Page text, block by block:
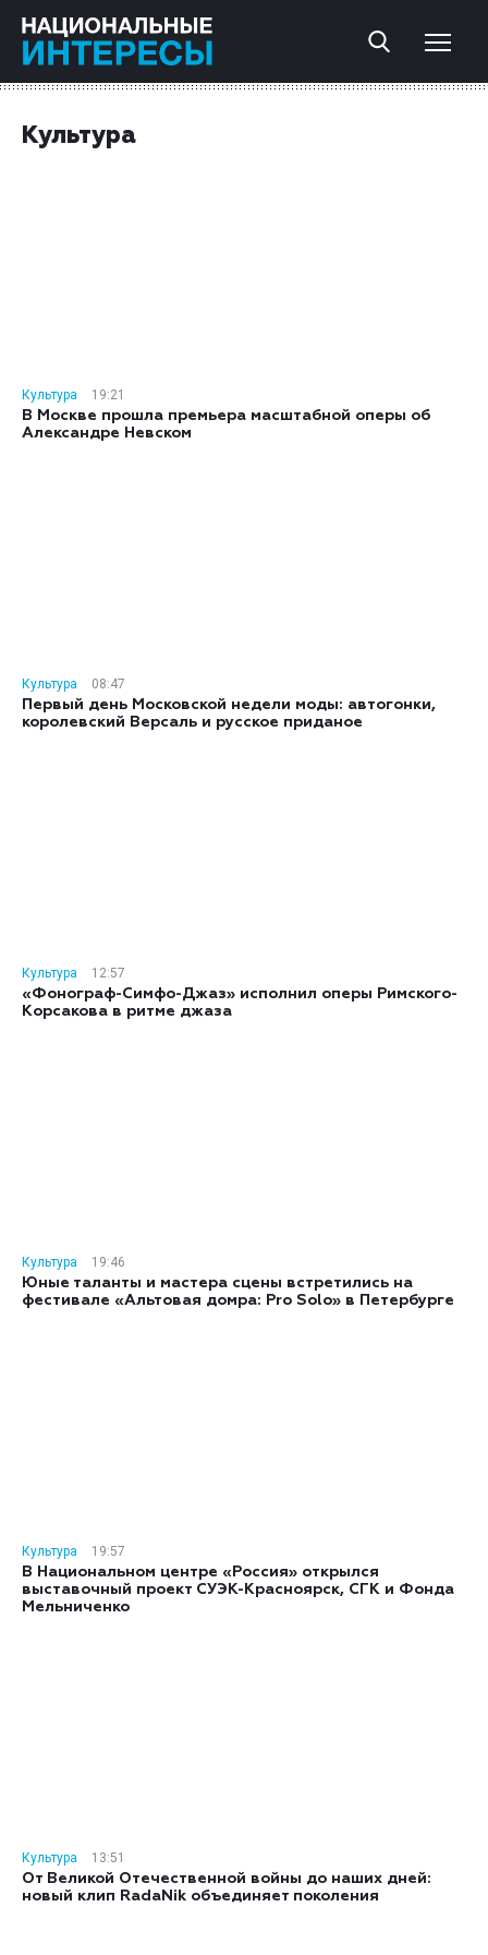
Культура
Культура
19:21
В Москве прошла премьера масштабной оперы об
Александре Невском
Культура
08:47
Первый день Московской недели моды: автогонки,
королевский Версаль и русское приданое
Культура
12:57
«Фонограф-Симфо-Джаз» исполнил оперы Римского-
Корсакова в ритме джаза
Культура
19:46
Юные таланты и мастера сцены встретились на
фестивале «Альтовая домра: Pro Solo» в Петербурге
Культура
19:57
В Национальном центре «Россия» открылся
выставочный проект СУЭК-Красноярск, СГК и Фонда
Мельниченко
Культура
13:51
От Великой Отечественной войны до наших дней:
новый клип RadaNik объединяет поколения